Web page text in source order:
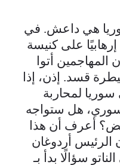
هي داعش. في
إرهابيًا على كنيسة
أتوا
قسد. إذن، إذا
لمحاربة
هل ستواجه
أعرف أن هذا
الرئيس أردوغان
سؤالًا بدأ بـ